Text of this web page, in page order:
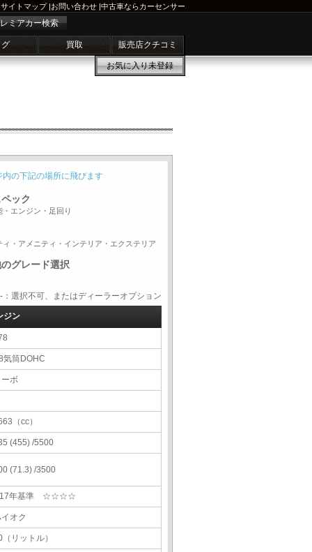
サイトマップ|お問い合わせ |中古車ならカーセンサー
ミアカー検索
買取 販売店クチコミ
お気に入り未登録
内の下記の場所に飛びます
ック
・エンジン・足回り
ィ・アメニティ・インテリア・エクステリア
グレード選択
択不可、またはディーラーオプション
ジン
気筒DOHC
ボ
（cc）
(455) /5500
(71.3) /3500
年基準 ☆☆☆☆
オク
（リットル）